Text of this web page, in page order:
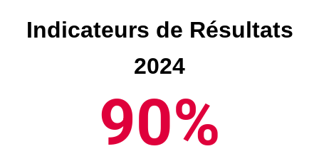
Indicateurs de Résultats
2024
95%